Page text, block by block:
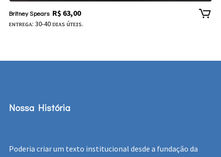
Britney Spears R$63,00
ᴇɴᴛʀᴇɢᴀ: 30-40 ᴅɪᴀs úᴛᴇɪs.
Nossa História
Poderia criar um texto institucional desde a fundação da